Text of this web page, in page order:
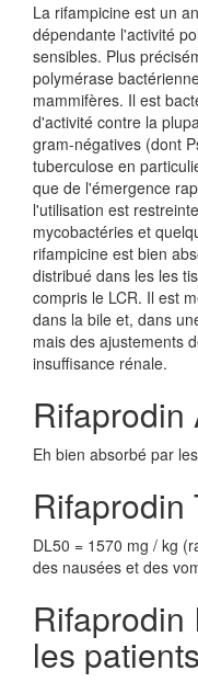
La rifampicine est un
dépendante l'activité
sensibles. Plus
polymérase
mammifères. Il est
d'activité contre la
gram-négatives (dont
tuberculose en
que de l'émergence
l'utilisation est
mycobactéries et
rifampicine est bien
distribué dans les les
compris le LCR. Il est
dans la bile et, dans
mais des ajustements
insuffisance rénale.
Rifaprodin
Eh bien absorbé par
Rifaprodin
DL50 = 1570 mg / kg
des nausées et des
Rifaprodin
les patients